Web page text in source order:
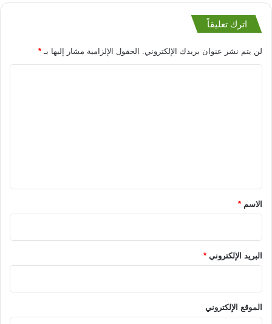
اترك تعليقاً
لن يتم نشر عنوان بريدك الإلكتروني. الحقول الإلزامية مشار إليها بـ *
*الاسم *
البريد الإلكتروني *
الموقع الإلكتروني